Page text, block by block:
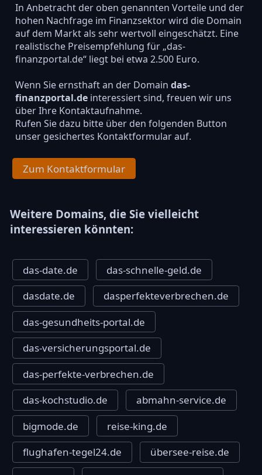
In Anbetracht der oben genannten Vorteile und der
hohen Nachfrage im Finanzsektor wird die Domain
auf dem Markt als sehr wertvoll eingeschätzt. Eine
realistische Preisempfehlung für „das-
finanzportal.de“ liegt bei etwa 2.500 Euro.
Wenn Sie ernsthaft an der Domain das-
finanzportal.deinteressiert sind, freuen wir uns
über Ihre Kontaktaufnahme.
Rufen Sie dazu bitte über den folgenden Button
unser gesichertes Kontaktformular auf.
Zum Kontaktformular
Weitere Domains, die Sie vielleicht
interessieren könnten:
das-date.de
das-schnelle-geld.de
dasdate.de
dasperfekteverbrechen.de
das-gesundheits-portal.de
das-versicherungsportal.de
das-perfekte-verbrechen.de
das-kochstudio.de
abmahn-service.de
bigmode.de
reise-king.de
flughafen-tegel24.de
übersee-reise.de